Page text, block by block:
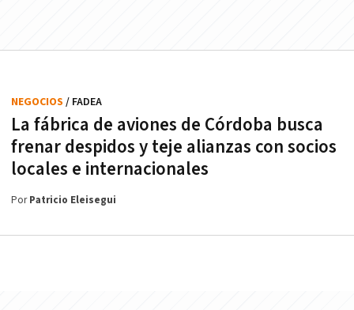
La fábrica de aviones de Córdoba busca
frenar despidos y teje alianzas con socios
locales e internacionales
NEGOCIOS / FADEA
PorPatricio Eleisegui